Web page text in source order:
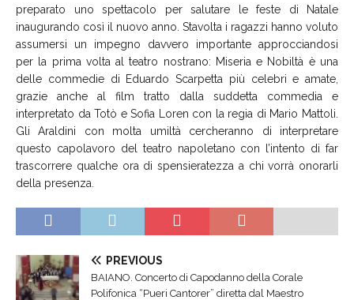
preparato uno spettacolo per salutare le feste di Natale
inaugurando così il nuovo anno. Stavolta i ragazzi hanno voluto
assumersi un impegno davvero importante approcciandosi
per la prima volta al teatro nostrano: Miseria e Nobiltà è una
delle commedie di Eduardo Scarpetta più celebri e amate,
grazie anche al film tratto dalla suddetta commedia e
interpretato da Totò e Sofia Loren con la regia di Mario Mattoli.
Gli Araldini con molta umiltà cercheranno di interpretare
questo capolavoro del teatro napoletano con l’intento di far
trascorrere qualche ora di spensieratezza a chi vorrà onorarli
della presenza.
PREVIOUS
BAIANO. Concerto di Capodanno della Corale
Polifonica “Pueri Cantorer” diretta dal Maestro